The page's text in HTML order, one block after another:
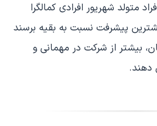
متولد شهریور افرادی کمالگرا
پیشرفت نسبت به بقیه برسند
بیشتر از شرکت در مهمانی و
دهند.